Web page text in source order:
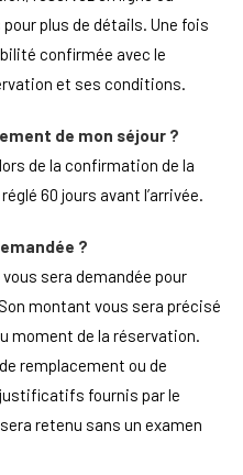
plus de détails. Une fois
confirmée avec le
et ses conditions.
de mon séjour ?
de la confirmation de la
60 jours avant l’arrivée.
?
sera demandée pour
montant vous sera précisé
moment de la réservation.
remplacement ou de
fournis par le
retenu sans un examen